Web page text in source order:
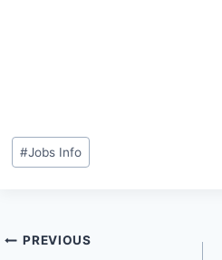
#Jobs Info
PREVIOUS